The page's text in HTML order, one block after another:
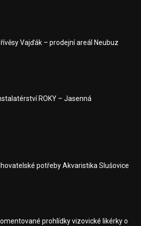
Vajďák – prodejní areál Neubuz
ROKY – Jasenná
potřeby Akvaristika Slušovice
prohlídky vizovické likérky o